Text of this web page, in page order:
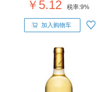
￥5.12 税率:9%
加入购物车